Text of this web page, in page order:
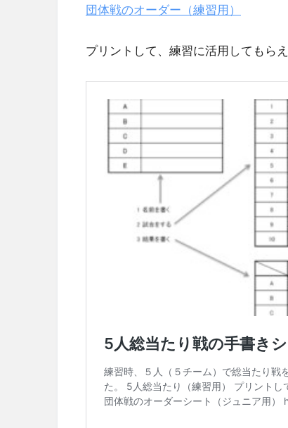
団体戦のオーダー（練習用）
プリントして、練習に活用してもら